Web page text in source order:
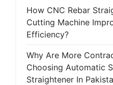
How CNC Rebar
Cutting Machine
Efficiency?
Why Are More
Choosing Automatic
Straightener In